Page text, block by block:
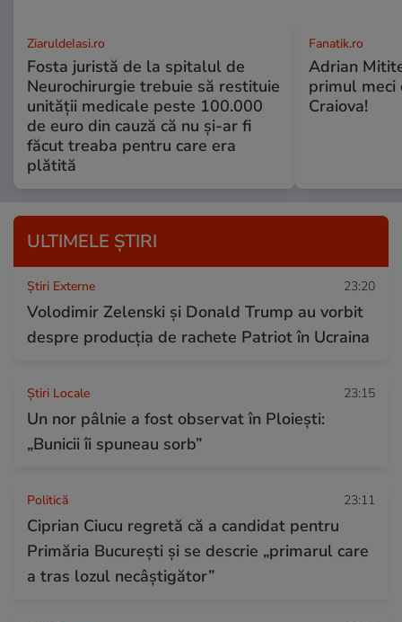
ZiaruldeIasi.ro
Fosta juristă de la spitalul de
Neurochirurgie trebuie să restituie
unității medicale peste 100.000
de euro din cauză că nu și-ar fi
făcut treaba pentru care era
plătită
Fanatik.ro
Adrian
primul meci
Craiova!
ULTIMELE ȘTIRI
Știri Externe 23:20
Volodimir Zelenski și Donald Trump au vorbit
despre producția de rachete Patriot în Ucraina
Știri Locale 23:15
Un nor pâlnie a fost observat în Ploiești:
„Bunicii îi spuneau sorb”
Politică 23:11
Ciprian Ciucu regretă că a candidat pentru
Primăria București și se descrie „primarul care
a tras lozul necâștigător”